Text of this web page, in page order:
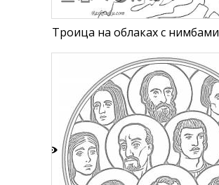
Троица на облаках с нимбами